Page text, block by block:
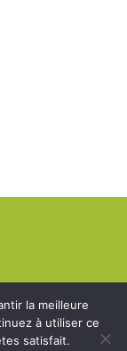
la meilleure
à utiliser ce
satisfait.